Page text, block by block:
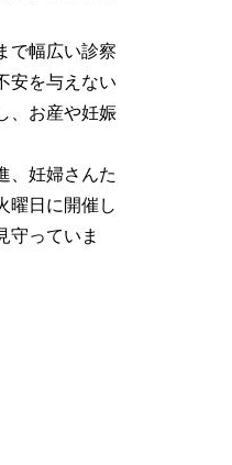
で幅広い診察
安を与えない
、お産や妊娠
、妊婦さんた
曜日に開催し
守っていま